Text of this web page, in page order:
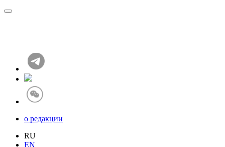
о редакции
RU
EN